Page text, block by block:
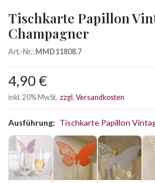
Tischkarte Papillon
Champagner
Art.-Nr.:MMD11808.7
4,90 €
inkl. 20% MwSt. zzgl. Versandkosten
Ausführung: Tischkarte Papillon